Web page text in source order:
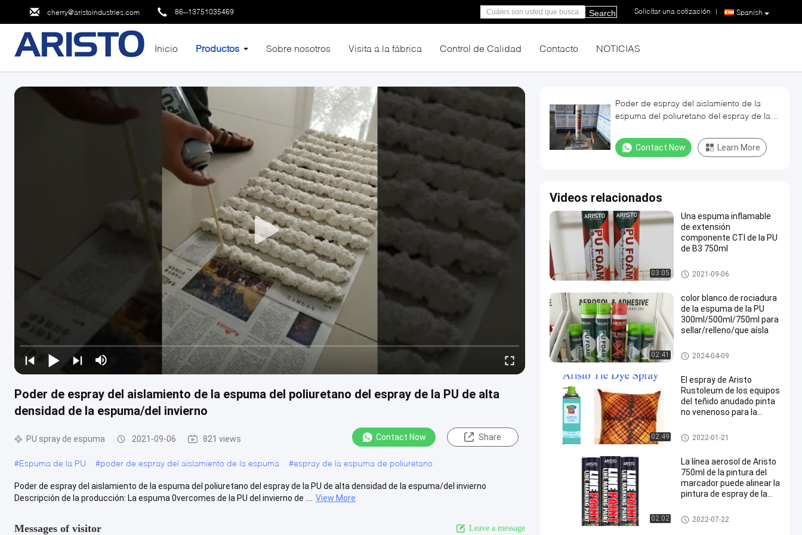
cherry@aristoindustries.com 86--13751035469 Spanish
Solicitar una cotización |
Search
Inicio Productos Sobre nosotros Visita a la fábrica Control de Calidad Contacto NOTICIAS
Poder de espray del aislamiento de la espuma del poliuretano del espray de la PU de alta
densidad de la espuma/del invierno
PU spray de espuma 2021-09-06 821 views Contact Now Share
#Espuma de la PU #poder de espray del aislamiento de la espuma #espray de la espuma de poliuretano
Poder de espray del aislamiento de la espuma del poliuretano del espray de la PU de alta densidad de la espuma/del invierno
Descripción de la producción: La espuma 0vercomes de la PU del invierno de ....
View More
Messages of visitor Leave a message
Poder de espray del aislamiento de la
espuma del poliuretano del espray de la
invierno
Contact Now Learn More
Videos relacionados
03:05
Una espuma inflamable
de extensión
componente CTI de la PU
de B3 750ml
PU spray de espuma
2021-09-06
02:41
color blanco de rociadura
de la espuma de la PU
300ml/500ml/750ml para
sellar/relleno/que aísla
PU spray de espuma
2024-04-09
02:49
El espray de Aristo
Rustoleum de los equipos
del teñido anudado pinta
no venenoso para la
pintura de espray de la tela
2022-01-21
02:02
La línea aerosol de Aristo
750ml de la pintura del
marcador puede alinear la
pintura de espray de la
marcado con pintura en aeros
ol
2022-07-22